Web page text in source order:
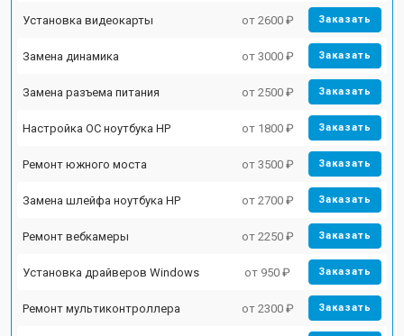
Установка видеокарты от 2600 ₽ Заказать
Замена динамика от 3000 ₽ Заказать
Замена разъема питания от 2500 ₽ Заказать
Настройка ОС ноутбука HP от 1800 ₽ Заказать
Ремонт южного моста от 3500 ₽ Заказать
Замена шлейфа ноутбука HP от 2700 ₽ Заказать
Ремонт вебкамеры от 2250 ₽ Заказать
Установка драйверов Windows от 950 ₽ Заказать
Ремонт мультиконтроллера от 2300 ₽ Заказать